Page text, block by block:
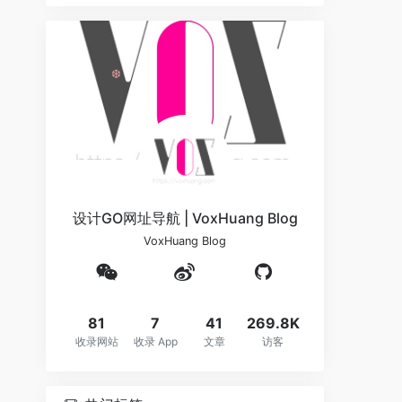
设计GO网址导航 | VoxHuang Blog
VoxHuang Blog
81
收录网站
7
收录 App
41
文章
269.8K
访客
❆
❆